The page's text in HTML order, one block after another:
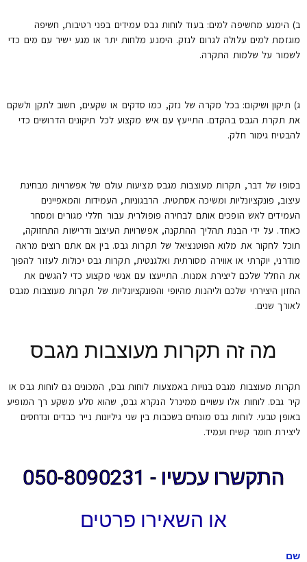
ב) הימנע מחשיפה למים: בעוד לוחות גבס עמידים בפני רטיבות, חשיפה
מוגזמת למים עלולה לגרום לנזק. הימנע מלחות יתר או מגע ישיר עם מים כדי
לשמור על שלמות התקרה.
ג) תיקון ושיקום: בכל מקרה של נזק, כמו סדקים או שקעים, חשוב לתקן ולשקם
את תקרת הגבס בהקדם. התייעץ עם איש מקצוע לכל תיקונים הדרושים כדי
להבטיח גימור חלק.
בסופו של דבר, תקרות מעוצבות מגבס מציעות עולם של אפשרויות מבחינת
עיצוב, פונקציונליות ומשיכה אסתטית. הרבגוניות, העמידות והמאפיינים
העמידים לאש הופכים אותם לבחירה פופולרית עבור חללי מגורים ומסחר
כאחד. על ידי הבנת תהליך ההתקנה, אפשרויות העיצוב ודרישות התחזוקה,
תוכל לחקור את מלוא הפוטנציאל של תקרות גבס. בין אם אתם רוצים מראה
מודרני, יוקרתי או אווירה מסורתית ואלגנטית, תקרות גבס יכולות לעזור להפוך
את החלל שלכם ליצירת אמנות. התייעצו עם אנשי מקצוע כדי להגשים את
החזון היצירתי שלכם וליהנות מהיופי והפונקציונליות של תקרות מעוצבות מגבס
לאורך שנים.
מה זה תקרות מעוצבות מגבס
תקרות מעוצבות מגבס בנויות באמצעות לוחות גבס, המכונים גם לוחות גבס או
קיר גבס. לוחות אלו עשויים ממינרל הנקרא גבס, שהוא סלע משקע רך המופיע
באופן טבעי. לוחות גבס מונחים בשכבות בין שני גיליונות נייר כבדים ונדחסים
ליצירת חומר קשיח ועמיד.
התקשרו עכשיו - 050-8090231
או השאירו פרטים
שם